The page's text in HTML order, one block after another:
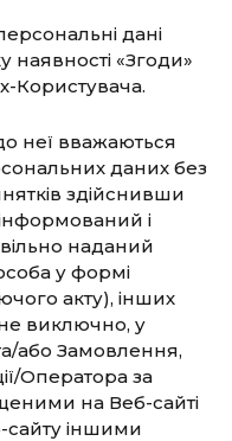
дані
наявності «Згоди»
Користувача.
неї вважаються
даних без
здійснивши
і
наданий
у формі
акту), інших
виключно, у
або Замовлення,
Оператора за
на Веб-сайті
сайту іншими